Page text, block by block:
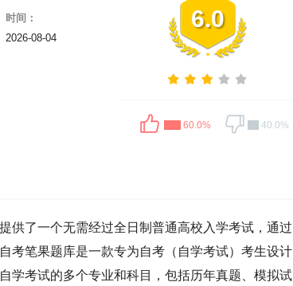
6.0
60.0% 40.0%
时间：
2026-08-04
供了一个无需经过全日制普通高校入学考试，通过
考笔果题库是一款专为自考（自学考试）考生设计
学考试的多个专业和科目，包括历年真题、模拟试